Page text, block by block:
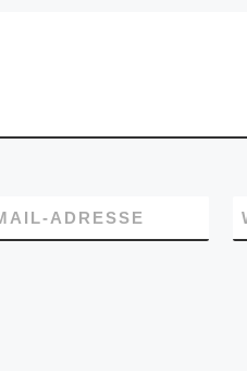
ADRESSE